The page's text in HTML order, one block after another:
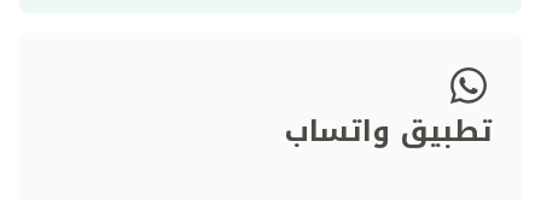
تطبيق واتساب